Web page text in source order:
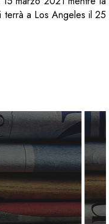
a Los Angeles il 25